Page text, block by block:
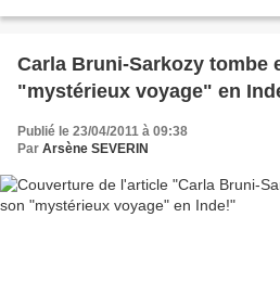
Carla Bruni-Sarkozy tombe
"mystérieux voyage" en
Publié le 23/04/2011 à 09:38
Par Arsène SEVERIN